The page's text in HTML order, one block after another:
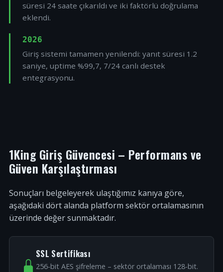
süresi 24 saate çıkarıldı ve iki faktörlü doğrulama
eklendi.
2026
Giriş sistemi tamamen yenilendi: yanıt süresi 1.2
saniye, uptime %99,7, 7/24 canlı destek
entegrasyonu.
1King Giriş Güvencesi – Performans ve
Güven Karşılaştırması
Sonuçları belgeleyerek ulaştığımız kanıya göre,
aşağıdaki dört alanda platform sektör ortalamasının
üzerinde değer sunmaktadır.
SSL Sertifikası
256-bit AES şifreleme – sektör ortalaması 128-bit.